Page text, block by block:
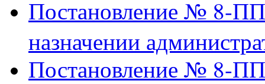
Постановление № 8-
назначении
Постановление № 8-